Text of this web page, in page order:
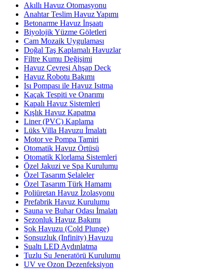
Akıllı Havuz Otomasyonu
Anahtar Teslim Havuz Yapımı
Betonarme Havuz İnşaatı
Biyolojik Yüzme Göletleri
Cam Mozaik Uygulaması
Doğal Taş Kaplamalı Havuzlar
Filtre Kumu Değişimi
Havuz Çevresi Ahşap Deck
Havuz Robotu Bakımı
Isı Pompası ile Havuz Isıtma
Kaçak Tespiti ve Onarımı
Kapalı Havuz Sistemleri
Kışlık Havuz Kapatma
Liner (PVC) Kaplama
Lüks Villa Havuzu İmalatı
Motor ve Pompa Tamiri
Otomatik Havuz Örtüsü
Otomatik Klorlama Sistemleri
Özel Jakuzi ve Spa Kurulumu
Özel Tasarım Şelaleler
Özel Tasarım Türk Hamamı
Poliüretan Havuz İzolasyonu
Prefabrik Havuz Kurulumu
Sauna ve Buhar Odası İmalatı
Sezonluk Havuz Bakımı
Şok Havuzu (Cold Plunge)
Sonsuzluk (Infinity) Havuzu
Sualtı LED Aydınlatma
Tuzlu Su Jeneratörü Kurulumu
UV ve Ozon Dezenfeksiyon